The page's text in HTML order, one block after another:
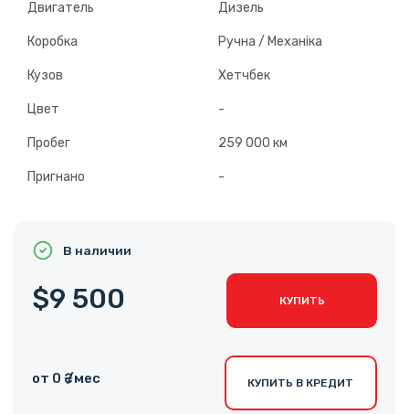
Двигатель Дизель
Коробка Ручна / Механіка
Кузов Хетчбек
Цвет -
Пробег 259 000 км
Пригнано -
В наличии
$9 500 КУПИТЬ
от 0 ₴ /мес КУПИТЬ В КРЕДИТ